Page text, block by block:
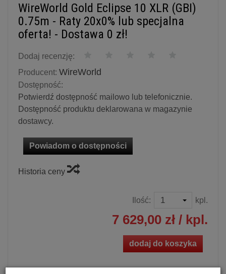
WireWorld Gold Eclipse 10 XLR (GBI)
0.75m - Raty 20x0% lub specjalna
oferta! - Dostawa 0 zł!
Dodaj recenzję:
Producent: WireWorld
Dostępność:
Potwierdź dostępność mailowo lub telefonicznie.
Dostępność produktu deklarowana w magazynie
dostawcy.
Powiadom o dostępności
Historia ceny
Ilość: kpl.
7 629,00 zł / kpl.
dodaj do koszyka